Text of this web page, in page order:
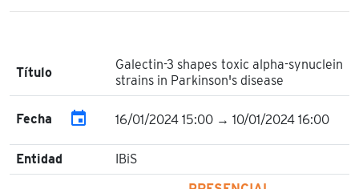
Título
Galectin-3 shapes toxic alpha-synuclein
strains in Parkinson's disease
Fecha event 16/01/2024 15:00 → 10/01/2024 16:00
Entidad IBiS